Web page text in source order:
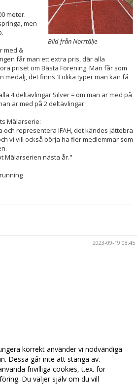
Bild från Norrtälje
meter.
men
med &
får man ett extra pris, där alla
priset om Bästa Förening. Man får som
medalj, det finns 3 olika typer man kan få
4 deltävlingar Silver = om man är med på
är med på 2 deltävlingar
Mälarserie:
representera IFAH, det kändes jättebra
vi vill också börja ha fler medlemmar som
Mälarserien nästa år."
2023-09-19 08:45
korrekt använder vi nödvändiga
Dessa går inte att stänga av.
frivilliga cookies, t.ex. för
Du väljer själv om du vill